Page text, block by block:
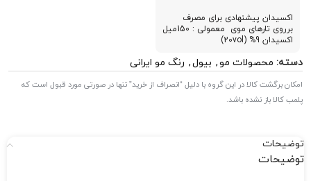
اکسیدان پیشنهادی برای مصرف
برروی تارهای موی معمولی : 150میل
اکسیدان 9% (20vol)
دسته: محصولات مو, بیول, رنگ مو ایرانی
امکان برگشت کالا در این گروه با دلیل “انصراف از خرید” تنها در صورتی مورد قبول است که
پلمب کالا باز نشده باشد.
توضیحات
توضیحات